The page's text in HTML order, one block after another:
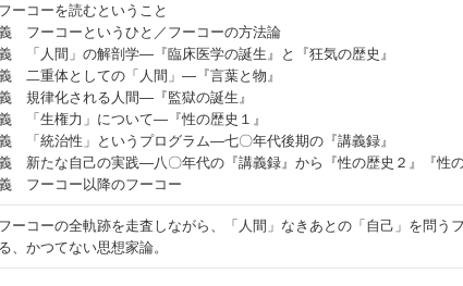
ーコーを読むということ
フーコーというひと／フーコーの方法論
「人間」の解剖学―『臨床医学の誕生』と『狂気の歴史』
二重体としての「人間」―『言葉と物』
規律化される人間―『監獄の誕生』
「生権力」について―『性の歴史１』
「統治性」というプログラム―七〇年代後期の『講義録』
新たな自己の実践―八〇年代の『講義録』から『性の歴史２』『性
フーコー以降のフーコー
ーコーの全軌跡を走査しながら、「人間」なきあとの「自己」を問う
、かつてない思想家論。